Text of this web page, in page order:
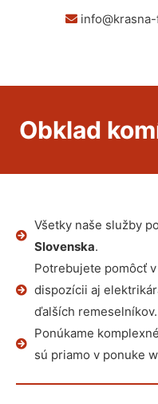
Obklad
Všetky naše služby
Slovenska.
Potrebujete pomôcť
dispozícii aj
ďalších remeselníkov.
Ponúkame
sú priamo v ponuke